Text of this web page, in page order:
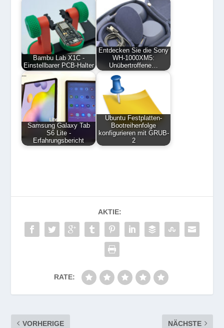
Bambu Lab X1C -
Einstellbarer PCB-Halter
Entdecken Sie die Sony
WH-1000XM5:
Unübertroffene…
Samsung Galaxy Tab
S6 Lite -
Erfahrungsbericht
Ubuntu Festplatten-
Bootreihenfolge
konfigurieren mit GRUB-
2
AKTIE:
RATE:
VORHERIGE NÄCHSTE